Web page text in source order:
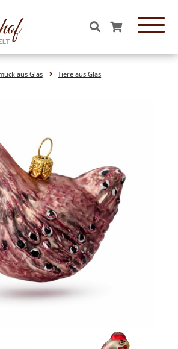
& FIGUREN
aus Glas Tiere aus Glas